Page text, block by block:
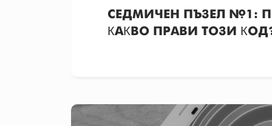
СЕДМИЧЕН ПЪЗЕЛ №1:
КАКВО ПРАВИ ТОЗИ